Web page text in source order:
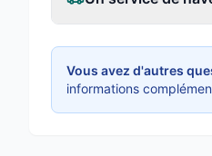
Vous avez d'autres
informations